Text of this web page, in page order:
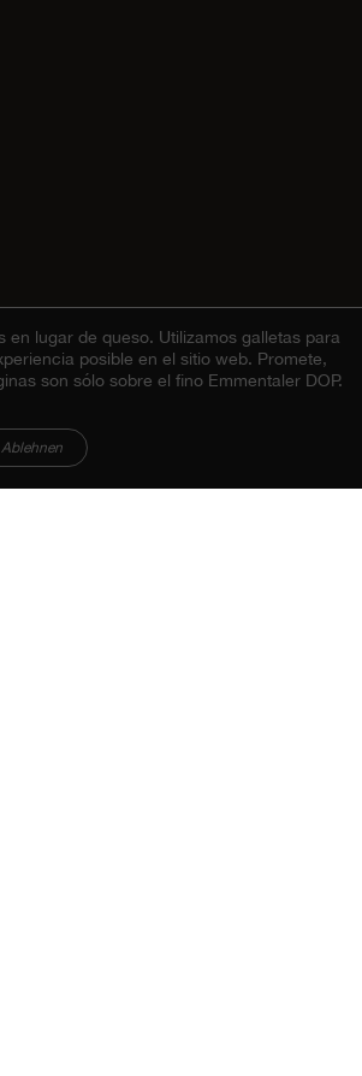
en lugar de queso. Utilizamos galletas para
posible en el sitio web. Promete,
son sólo sobre el fino Emmentaler DOP.
Ablehnen